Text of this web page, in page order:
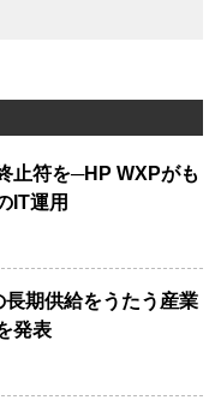
止符を─HP WXPがも
IT運用
期供給をうたう産業
発表